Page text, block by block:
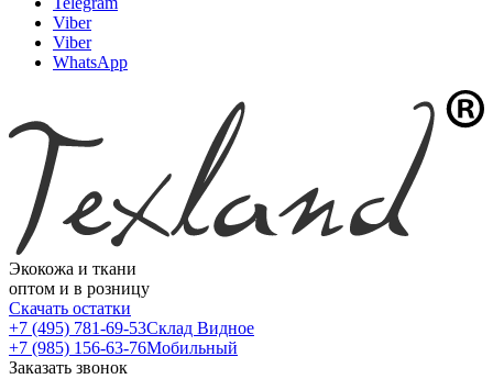
Viber
Viber
WhatsApp
Экокожа и ткани
оптом и в розницу
Скачать остатки
+7 (495) 781-69-53Склад Видное
+7 (985) 156-63-76Мобильный
Заказать звонок